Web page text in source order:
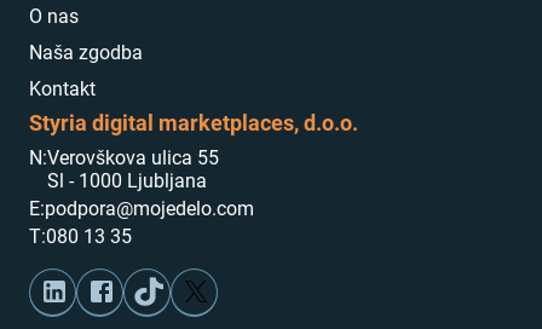
O nas
Naša zgodba
Kontakt
Styria digital marketplaces, d.o.o.
N:Verovškova ulica 55
Sl - 1000 Ljubljana
E:podpora@mojedelo.com
T:080 13 35